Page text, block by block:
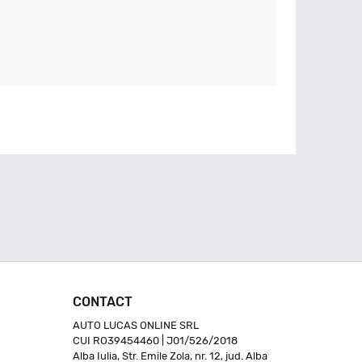
CONTACT
AUTO LUCAS ONLINE SRL
CUI RO39454460 | J01/526/2018
Alba Iulia, Str. Emile Zola, nr. 12, jud. Alba